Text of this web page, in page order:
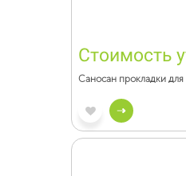
Стоимость
Саносан прокладки